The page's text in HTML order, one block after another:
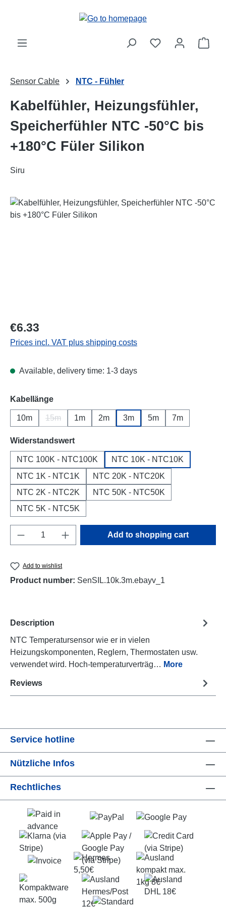
Sensor Cable NTC - Fühler
Kabelfühler, Heizungsfühler,
Speicherfühler NTC -50°C bis
+180°C Füler Silikon
Siru
Skip image gallery
Regular price:
€6.33
Prices incl. VAT plus shipping costs
Available, delivery time: 1-3 days
Select
Kabellänge
10m 15m
(This option is currently unavailable.)
1m 2m 3m 5m 7m
Select
Widerstandswert
NTC 100K - NTC100K
NTC 10K - NTC10K
NTC 1K - NTC1K
NTC 20K - NTC20K
NTC 2K - NTC2K
NTC 50K - NTC50K
NTC 5K - NTC5K
Product Quantity: Enter the desired
Add to shopping cart
Add to wishlist
Product number: SenSIL.10k.3m.ebayv_1
Description
NTC Temperatursensor wie er in vielen
Heizungskomponenten, Reglern, Thermostaten usw.
verwendet wird. Hoch-temperaturverträg… More
Reviews
Service hotline
Nützliche Infos
Rechtliches